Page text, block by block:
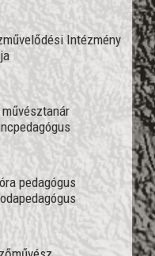
Intézmény
pedagógus